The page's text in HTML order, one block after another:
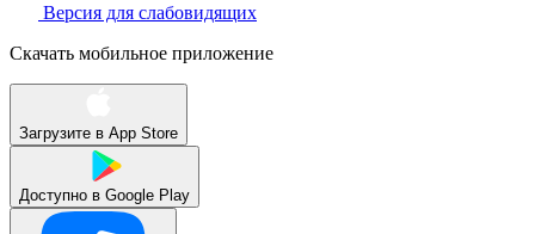
Версия для слабовидящих
Скачать мобильное приложение
Загрузите в App Store
Доступно в Google Play